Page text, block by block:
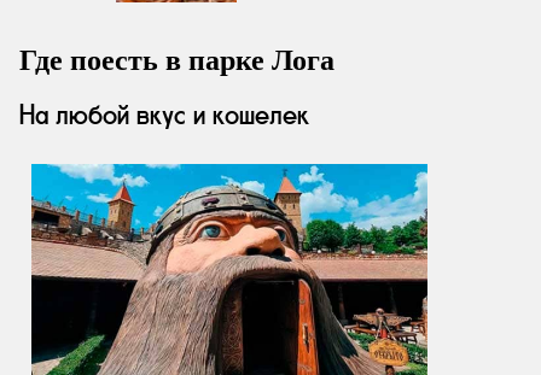
Где поесть в парке Лога
На любой вкус и кошелек